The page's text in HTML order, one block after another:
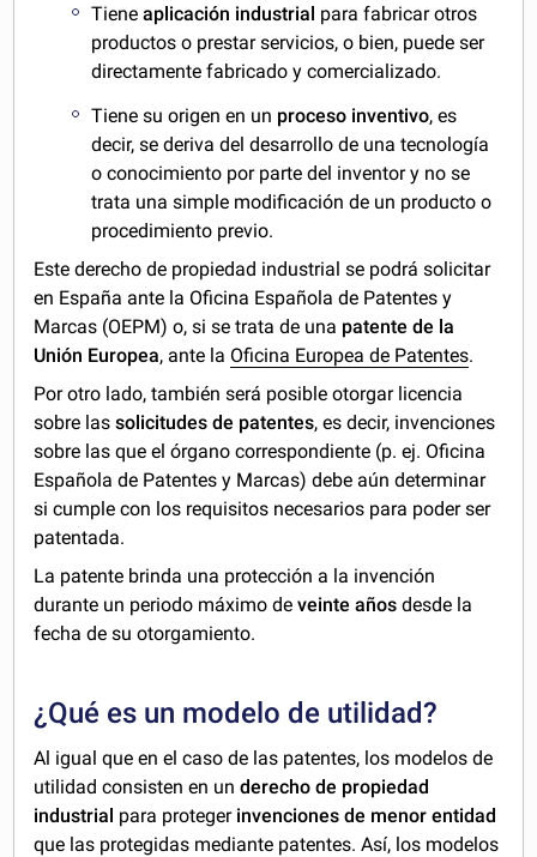
Tieneaplicación industrial para fabricar otros
productos o prestar servicios, o bien, puede ser
directamente fabricado y comercializado.
Tiene su origen en un proceso inventivo, es
decir, se deriva del desarrollo de una tecnología
o conocimiento por parte del inventor y no se
trata una simple modificación de un producto o
procedimiento previo.
Este derecho de propiedad industrial se podrá solicitar
en España ante la Oficina Española de Patentes y
Marcas (OEPM) o, si se trata de una patente de la
Unión Europea, ante la Oficina Europea de Patentes.
Por otro lado, también será posible otorgar licencia
sobre lassolicitudes de patentes, es decir, invenciones
sobre las que el órgano correspondiente (p. ej. Oficina
Española de Patentes y Marcas) debe aún determinar
si cumple con los requisitos necesarios para poder ser
patentada.
La patente brinda una protección a la invención
durante un periodo máximo deveinte añosdesde la
fecha de su otorgamiento.
¿Qué es un modelo de utilidad?
Al igual que en el caso de las patentes, los modelos de
utilidad consisten en underecho de propiedad
industrial para proteger invenciones de menor entidad
que las protegidas mediante patentes. Así, los modelos